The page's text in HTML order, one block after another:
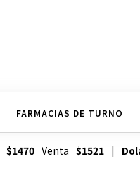
FARMACIAS DE TURNO
$1470Venta $1521|